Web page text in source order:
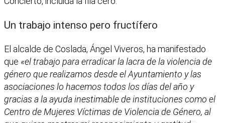
Un trabajo intenso pero fructífero
El alcalde de Coslada, Ángel Viveros, ha manifestado
que «el trabajo para erradicar la lacra de la violencia de
género que realizamos desde el Ayuntamiento y las
asociaciones lo hacemos todos los días del año y
gracias a la ayuda inestimable de instituciones como el
Centro de Mujeres Víctimas de Violencia de Género, al